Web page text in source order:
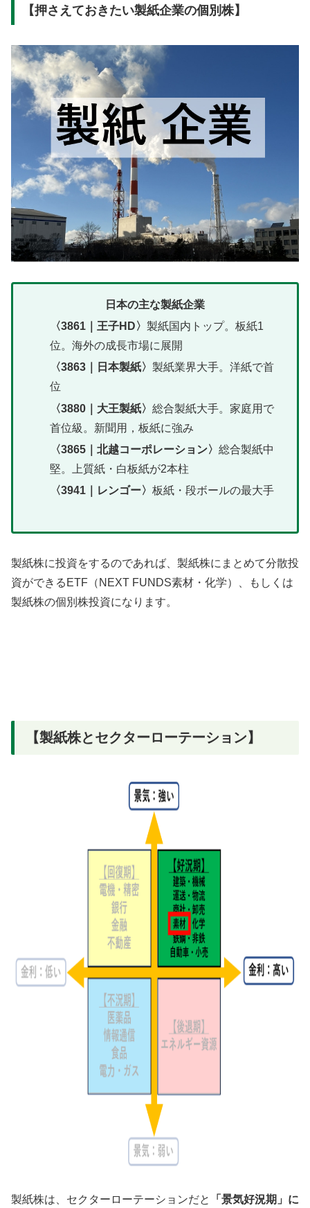
【押さえておきたい製紙企業の個別株】
日本の主な製紙企業
〈3861｜王子HD〉製紙国内トップ。板紙1
位。海外の成長市場に展開
〈3863｜日本製紙〉製紙業界大手。洋紙で首
位
〈3880｜大王製紙〉総合製紙大手。家庭用で
首位級。新聞用，板紙に強み
〈3865｜北越コーポレーション〉総合製紙中
堅。上質紙・白板紙が2本柱
〈3941｜レンゴー〉板紙・段ボールの最大手
製紙株に投資をするのであれば、製紙株にまとめて分散投
資ができるETF（NEXT FUNDS素材・化学）、もしくは
製紙株の個別株投資になります。
【製紙株とセクターローテーション】
製紙株は、セクターローテーションだと
「景気好況期」に